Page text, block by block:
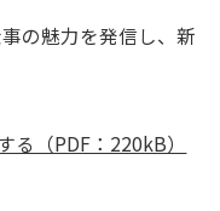
の魅力を発信し、新
る（PDF：220kB）